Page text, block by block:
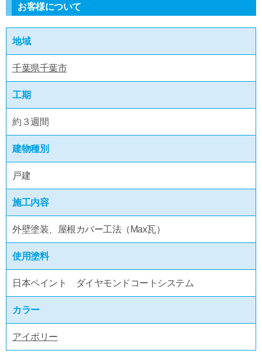
お客様について
地域
千葉県千葉市
工期
約３週間
建物種別
戸建
施工内容
外壁塗装、屋根カバー工法（Max瓦）
使用塗料
日本ペイント ダイヤモンドコートシステム
カラー
アイボリー